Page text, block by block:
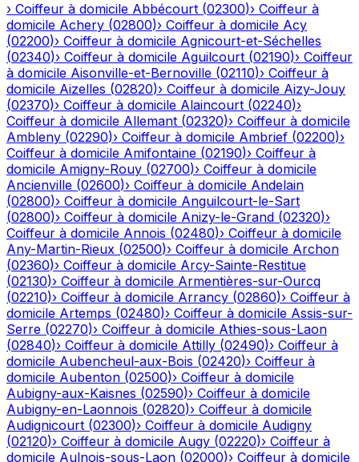
› Coiffeur à domicile Abbécourt (02300)› Coiffeur à
domicile Achery (02800)› Coiffeur à domicile Acy
(02200)› Coiffeur à domicile Agnicourt-et-Séchelles
(02340)› Coiffeur à domicile Aguilcourt (02190)› Coiffeur
à domicile Aisonville-et-Bernoville (02110)› Coiffeur à
domicile Aizelles (02820)› Coiffeur à domicile Aizy-Jouy
(02370)› Coiffeur à domicile Alaincourt (02240)›
Coiffeur à domicile Allemant (02320)› Coiffeur à domicile
Ambleny (02290)› Coiffeur à domicile Ambrief (02200)›
Coiffeur à domicile Amifontaine (02190)› Coiffeur à
domicile Amigny-Rouy (02700)› Coiffeur à domicile
Ancienville (02600)› Coiffeur à domicile Andelain
(02800)› Coiffeur à domicile Anguilcourt-le-Sart
(02800)› Coiffeur à domicile Anizy-le-Grand (02320)›
Coiffeur à domicile Annois (02480)› Coiffeur à domicile
Any-Martin-Rieux (02500)› Coiffeur à domicile Archon
(02360)› Coiffeur à domicile Arcy-Sainte-Restitue
(02130)› Coiffeur à domicile Armentières-sur-Ourcq
(02210)› Coiffeur à domicile Arrancy (02860)› Coiffeur à
domicile Artemps (02480)› Coiffeur à domicile Assis-sur-
Serre (02270)› Coiffeur à domicile Athies-sous-Laon
(02840)› Coiffeur à domicile Attilly (02490)› Coiffeur à
domicile Aubencheul-aux-Bois (02420)› Coiffeur à
domicile Aubenton (02500)› Coiffeur à domicile
Aubigny-aux-Kaisnes (02590)› Coiffeur à domicile
Aubigny-en-Laonnois (02820)› Coiffeur à domicile
Audignicourt (02300)› Coiffeur à domicile Audigny
(02120)› Coiffeur à domicile Augy (02220)› Coiffeur à
domicile Aulnois-sous-Laon (02000)› Coiffeur à domicile